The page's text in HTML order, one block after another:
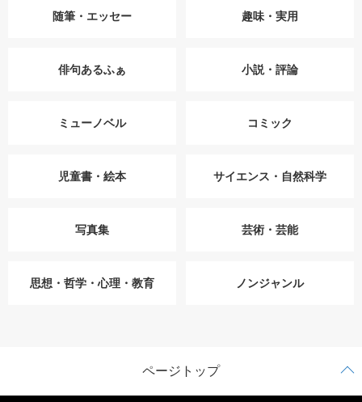
随筆・エッセー 趣味・実用
俳句あるふぁ 小説・評論
ミューノベル コミック
児童書・絵本 サイエンス・自然科学
写真集 芸術・芸能
思想・哲学・心理・教育 ノンジャンル
ページトップ